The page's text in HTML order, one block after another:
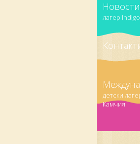
лагер
детски
Камчия